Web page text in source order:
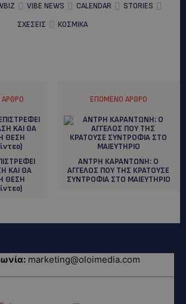
VIBE NEWS CALENDAR
STORIES
ΣΧΕΣΕΙΣ
ΚΟΣΜΙΚΑ
KAI ΘΑ
ΘΕΣΗ
ΕΠΌΜΕΝΟ ΆΡΘΡΟ
ΑΝΤΡΗ ΚΑΡΑΝΤΩΝΗ: O
AΓΓΕΛΟΣ ΠΟΥ ΤΗΣ ΚΡΑΤΟΥΣΕ
ΣΥΝΤΡΟΦΙΑ ΣΤΟ ΜΑΙΕΥΤΗΡΙΟ
marketing@oloimedia.com